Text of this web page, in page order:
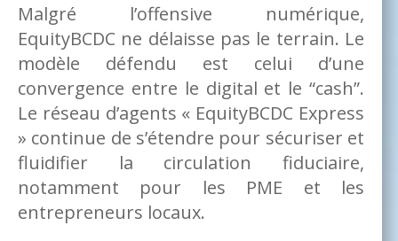
Malgré l’offensive numérique,
EquityBCDC ne délaisse pas le terrain. Le
modèle défendu est celui d’une
convergence entre le digital et le “cash”.
Le réseau d’agents « EquityBCDC Express
» continue de s’étendre pour sécuriser et
fluidifier la circulation fiduciaire,
notamment pour les PME et les
entrepreneurs locaux.